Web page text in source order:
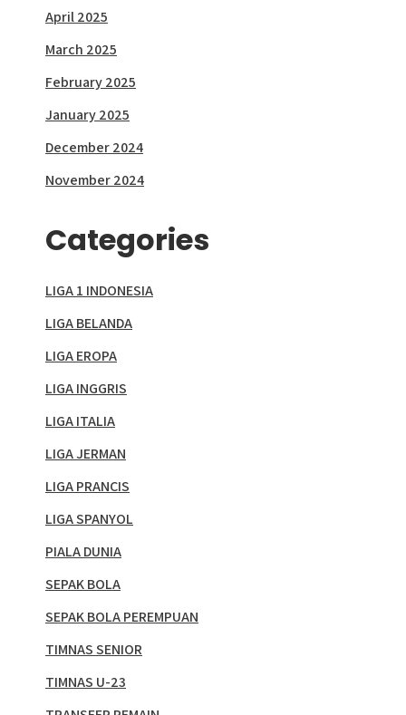
April 2025
March 2025
February 2025
January 2025
December 2024
November 2024
Categories
LIGA 1 INDONESIA
LIGA BELANDA
LIGA EROPA
LIGA INGGRIS
LIGA ITALIA
LIGA JERMAN
LIGA PRANCIS
LIGA SPANYOL
PIALA DUNIA
SEPAK BOLA
SEPAK BOLA PEREMPUAN
TIMNAS SENIOR
TIMNAS U-23